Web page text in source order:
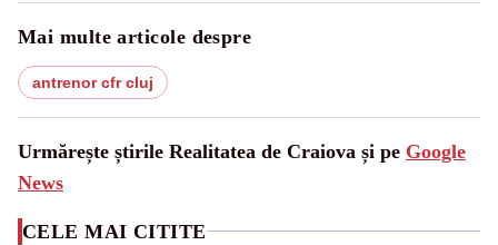
Mai multe articole despre
antrenor cfr cluj
Urmărește știrile Realitatea de Craiova și pe Google
News
CELE MAI CITITE